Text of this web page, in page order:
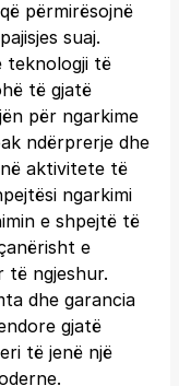
përmirësojnë
suaj.
teknologji të
të gjatë
për ngarkime
ndërprerje dhe
aktivitete të
ngarkimi
e shpejtë të
e
të ngjeshur.
dhe garancia
gjatë
të jenë një